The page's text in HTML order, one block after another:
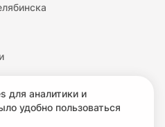
для аналитики и
удобно пользоваться